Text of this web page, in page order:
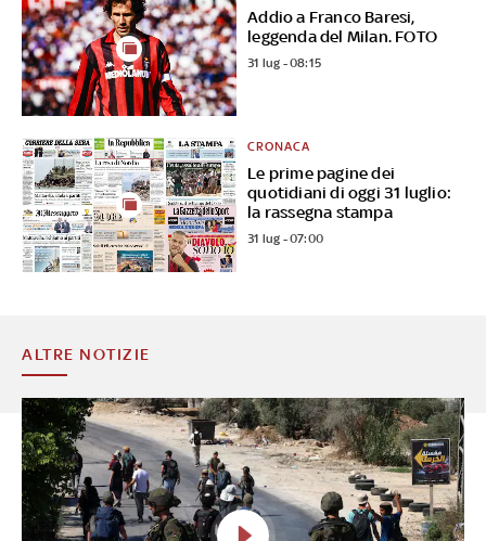
Addio a Franco Baresi,
leggenda del Milan. FOTO
31 lug - 08:15
Le prime pagine dei
quotidiani di oggi 31 luglio:
la rassegna stampa
CRONACA
31 lug - 07:00
ALTRE NOTIZIE